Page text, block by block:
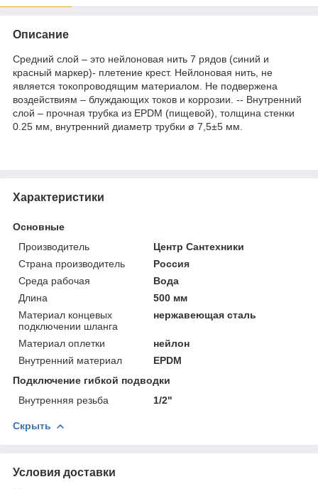
Описание
Средний слой – это нейлоновая нить 7 рядов (синий и
красный маркер)- плетение крест. Нейлоновая нить, не
является токопроводящим материалом. Не подвержена
воздействиям – блуждающих токов и коррозии. -- Внутренний
слой – прочная трубка из EPDM (пищевой), толщина стенки
0.25 мм, внутренний диаметр трубки ø 7,5±5 мм.
Характеристики
Основные
Производитель
Центр Сантехники
Страна производитель
Россия
Среда рабочая
Вода
Длина
500 мм
Материал концевых
подключении шланга
нержавеющая сталь
Материал оплетки
нейлон
Внутренний материал
EPDM
Подключение гибкой подводки
Внутренняя резьба
1/2"
Скрыть
Условия доставки